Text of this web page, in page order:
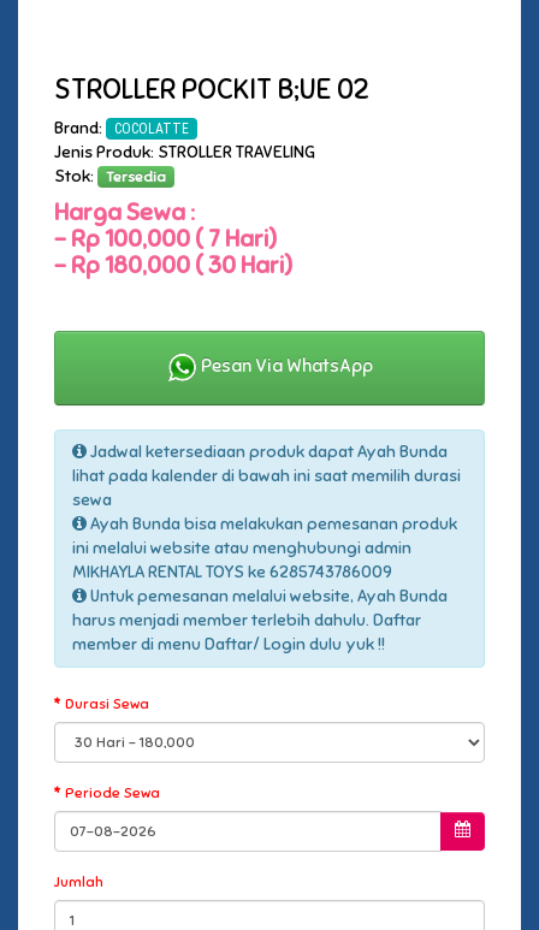
STROLLER POCKIT B;UE 02
Brand: COCOLATTE
Jenis Produk: STROLLER TRAVELING
Stok:
Tersedia
Harga Sewa :
- Rp 100,000 ( 7 Hari)
- Rp 180,000 ( 30 Hari)
Pesan Via WhatsApp
Jadwal ketersediaan produk dapat Ayah Bunda
lihat pada kalender di bawah ini saat memilih durasi
sewa
Ayah Bunda bisa melakukan pemesanan produk
ini melalui website atau menghubungi admin
MIKHAYLA RENTAL TOYS ke 6285743786009
Untuk pemesanan melalui website, Ayah Bunda
harus menjadi member terlebih dahulu. Daftar
member di menu Daftar/ Login dulu yuk !!
Durasi Sewa
Periode Sewa
Jumlah